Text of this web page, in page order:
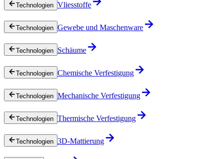
Technologien Vliesstoffe
Technologien Gewebe und Maschenware
Technologien Schäume
Technologien Chemische Verfestigung
Technologien Mechanische Verfestigung
Technologien Thermische Verfestigung
Technologien 3D-Mattierung